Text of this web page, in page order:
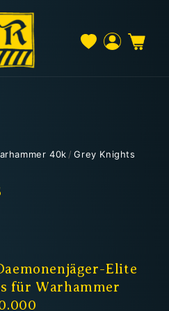
Warenkorb
40k / Grey Knights
Elite
für Warhammer
69 €
ab200 €